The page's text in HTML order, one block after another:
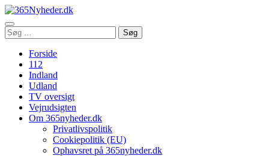
Åbn
menu
Søg
efter:
Søg
Forside
112
Indland
Udland
TV oversigt
Vejrudsigten
Om 365nyheder.dk
Privatlivspolitik
Cookiepolitik (EU)
Ophavsret på 365nyheder.dk